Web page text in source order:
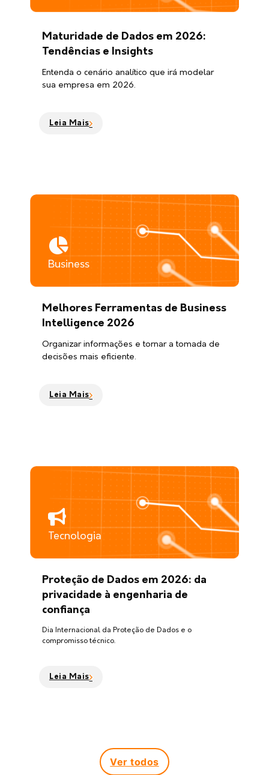
Maturidade de Dados em 2026:
Tendências e Insights
Entenda o cenário analítico que irá modelar
sua empresa em 2026.
Leia Mais
Business
Melhores Ferramentas de Business
Intelligence 2026
Organizar informações e tornar a tomada de
decisões mais eficiente.
Leia Mais
Tecnologia
Proteção de Dados em 2026: da
privacidade à engenharia de
confiança
Dia Internacional da Proteção de Dados e o
compromisso técnico.
Leia Mais
Ver todos